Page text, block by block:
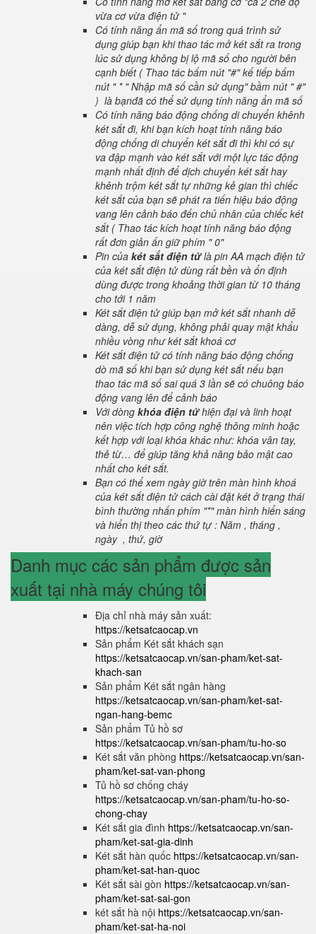
vừa cơ vừa điện tử "
Có tính năng ẩn mã số trong quá trình sử
dụng giúp bạn khi thao tác mở két sắt ra trong
lúc sử dụng không bị lộ mã số cho người bên
cạnh biết ( Thao tác bấm nút "#" kế tiếp bấm
nút " * " Nhập mã số cần sử dụng" bầm nút " #"
) là bạnđã có thể sử dụng tính năng ẩn mã số
Có tính năng báo động chống di chuyển khênh
két sắt đi, khi bạn kích hoạt tính năng báo
động chống di chuyển két sắt đi thì khi có sự
va đập mạnh vào két sắt với một lực tác động
mạnh nhất định để dịch chuyển két sắt hay
khênh trộm két sắt tự những kẻ gian thì chiếc
két sắt của bạn sẽ phát ra tiến hiệu báo động
vang lên cảnh báo đến chủ nhân của chiếc két
sắt ( Thao tác kích hoạt tính năng báo động
rất đơn giản ấn giữ phím " 0"
Pin của két sắt điện tửlà pin AA mạch điện tử
của két sắt điện tử dùng rất bền và ổn định
dùng được trong khoảng thời gian từ 10 tháng
cho tới 1 năm
Két sắt điện tử giúp bạn mở két sắt nhanh dễ
dàng, dễ sử dụng, không phải quay mật khẩu
nhiều vòng như két sắt khoá cơ
Két sắt điện tử có tính năng báo động chống
dò mã số khi bạn sử dụng két sắt nếu bạn
thao tác mã số sai quá 3 lần sẽ có chuông báo
động vang lên để cảnh báo
Với dòng khóa điện tửhiện đại và linh hoạt
nên việc tích hợp công nghệ thông minh hoặc
kết hợp với loại khóa khác như: khóa vân tay,
thẻ từ… để giúp tăng khả năng bảo mật cao
nhất cho két sắt.
Bạn có thể xem ngày giờ trên màn hình khoá
của két sắt điện tử cách cài đặt két ở trạng thái
bình thường nhấn phím "*" màn hình hiển sáng
và hiển thị theo các thứ tự : Năm , tháng ,
ngày , thứ, giờ
Danh mục các sản phẩm được sản
xuất tại nhà máy chúng tôi
Địa chỉ nhà máy sản xuất:
https://ketsatcaocap.vn
Sản phẩm Két sắt khách sạn
https://ketsatcaocap.vn/san-pham/ket-sat-
khach-san
Sản phẩm Két sắt ngân hàng
https://ketsatcaocap.vn/san-pham/ket-sat-
ngan-hang-bemc
Sản phẩm Tủ hồ sơ
https://ketsatcaocap.vn/san-pham/tu-ho-so
Két sắt văn phòng https://ketsatcaocap.vn/san-
pham/ket-sat-van-phong
Tủ hồ sơ chống cháy
https://ketsatcaocap.vn/san-pham/tu-ho-so-
chong-chay
Két sắt gia đình https://ketsatcaocap.vn/san-
pham/ket-sat-gia-dinh
Két sắt hàn quốc https://ketsatcaocap.vn/san-
pham/ket-sat-han-quoc
Két sắt sài gòn https://ketsatcaocap.vn/san-
pham/ket-sat-sai-gon
két sắt hà nội https://ketsatcaocap.vn/san-
pham/ket-sat-ha-noi